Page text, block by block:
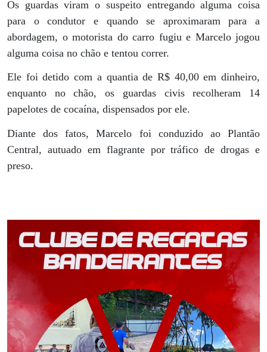
Os guardas viram o suspeito entregando alguma coisa
para o condutor e quando se aproximaram para a
abordagem, o motorista do carro fugiu e Marcelo jogou
alguma coisa no chão e tentou correr.
Ele foi detido com a quantia de R$ 40,00 em dinheiro,
enquanto no chão, os guardas civis recolheram 14
papelotes de cocaína, dispensados por ele.
Diante dos fatos, Marcelo foi conduzido ao Plantão
Central, autuado em flagrante por tráfico de drogas e
preso.